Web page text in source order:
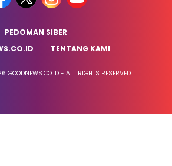
PEDOMAN SIBER
TENTANG KAMI
GOODNEWS.CO.ID - ALL RIGHTS RESERVED